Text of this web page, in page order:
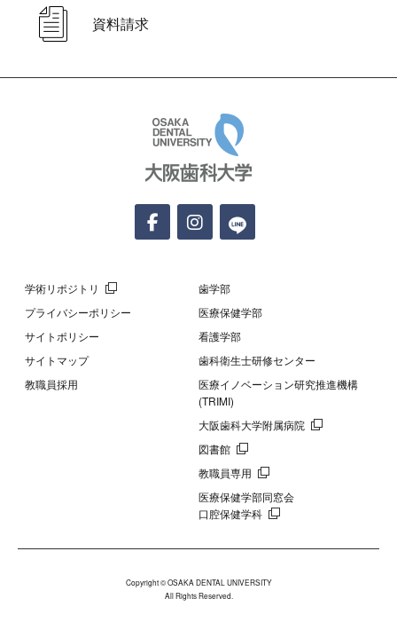
資料請求
学術リポジトリ
プライバシーポリシー
サイトポリシー
サイトマップ
教職員採用
歯学部
医療保健学部
看護学部
歯科衛生士研修センター
医療イノベーション研究推進機構
(TRIMI)
大阪歯科大学附属病院
図書館
教職員専用
医療保健学部同窓会
口腔保健学科
Copyright © OSAKA DENTAL UNIVERSITY
All Rights Reserved.